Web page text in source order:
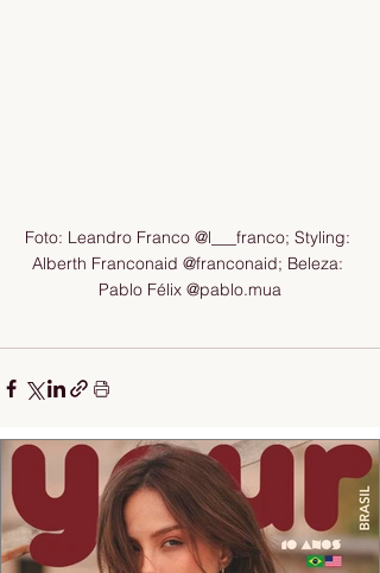
Foto: Leandro Franco @l___franco; Styling:
Alberth Franconaid @franconaid; Beleza:
Pablo Félix @pablo.mua